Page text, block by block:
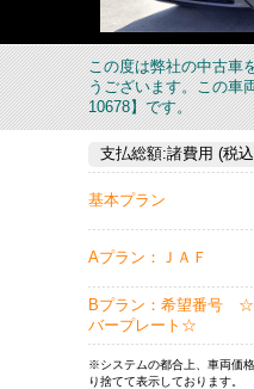
この度は弊社の中古車
うございます。この車
10678】です。
支払総額:諸費用 (税
基本プラン
Aプラン：ＪＡＦ
Bプラン：希望番号 ☆
バープレート☆
※システムの都合上、車両価
り捨てて表示しております。